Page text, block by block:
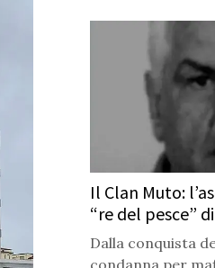
Il Clan Muto:
“re del pesce”
Dalla conquista
condanna per